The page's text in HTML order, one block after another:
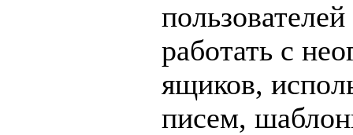
работать с
ящиков,
писем,